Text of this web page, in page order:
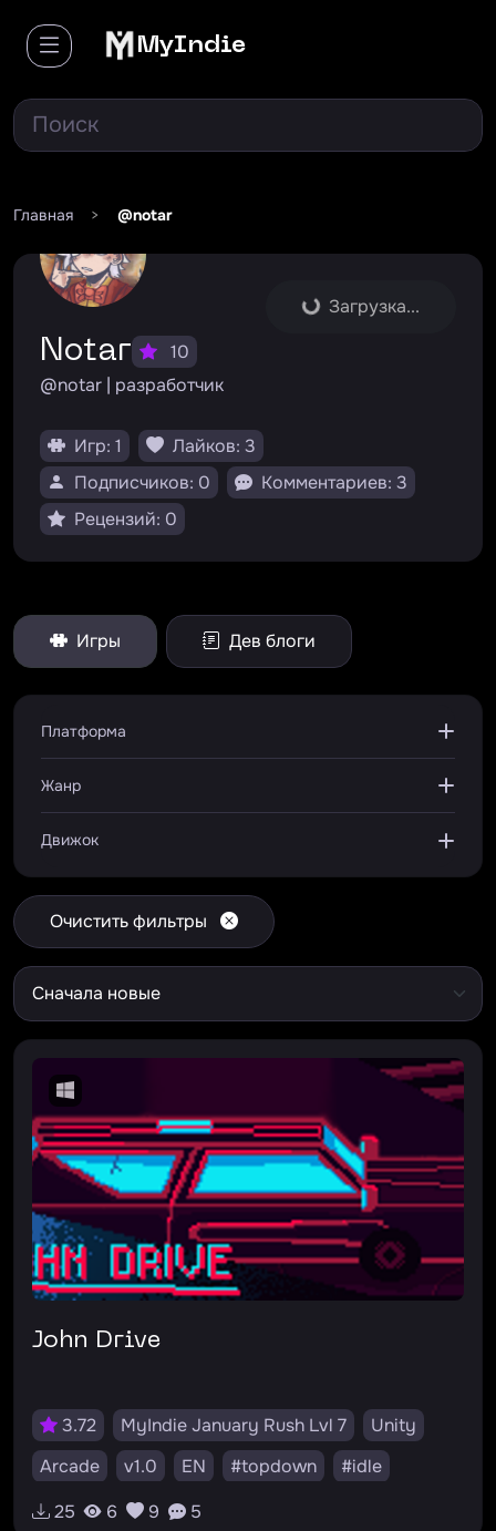
MyIndie
Главная > @notar
Загрузка...
Notar
10
@notar | разработчик
Игр: 1
Лайков: 3
Подписчиков: 0
Комментариев: 3
Рецензий: 0
Игры Дев блоги
Платформа
Жанр
Движок
Очистить фильтры
John Drive
3.72 MyIndie January Rush Lvl 7
Unity
Arcade
v1.0 EN #topdown
#idle
#pixelart
#unity
25 6 9 5